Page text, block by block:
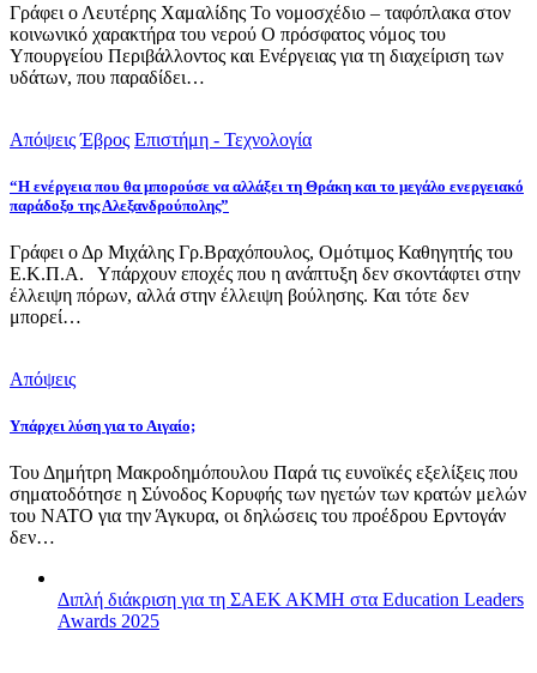
Γράφει ο Λευτέρης Χαμαλίδης Το νομοσχέδιο – ταφόπλακα στον
κοινωνικό χαρακτήρα του νερού Ο πρόσφατος νόμος του
Υπουργείου Περιβάλλοντος και Ενέργειας για τη διαχείριση των
υδάτων, που παραδίδει…
Απόψεις Έβρος Επιστήμη - Τεχνολογία
“Η ενέργεια που θα μπορούσε να αλλάξει τη Θράκη και το μεγάλο ενεργειακό
παράδοξο της Αλεξανδρούπολης”
Γράφει ο Δρ Μιχάλης Γρ.Βραχόπουλος, Ομότιμος Καθηγητής του
Ε.Κ.Π.Α. Υπάρχουν εποχές που η ανάπτυξη δεν σκοντάφτει στην
έλλειψη πόρων, αλλά στην έλλειψη βούλησης. Και τότε δεν
μπορεί…
Απόψεις
Υπάρχει λύση για το Αιγαίο;
Του Δημήτρη Μακροδημόπουλου Παρά τις ευνοϊκές εξελίξεις που
σηματοδότησε η Σύνοδος Κορυφής των ηγετών των κρατών μελών
του ΝΑΤΟ για την Άγκυρα, οι δηλώσεις του προέδρου Ερντογάν
δεν…
Διπλή διάκριση για τη ΣΑΕΚ ΑΚΜΗ στα Education Leaders
Awards 2025